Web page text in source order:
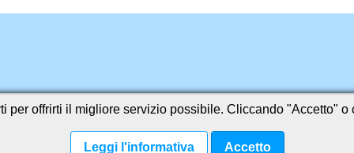
per offrirti il migliore servizio possibile. Cliccando "Accetto"
Leggi l'informativa Accetto